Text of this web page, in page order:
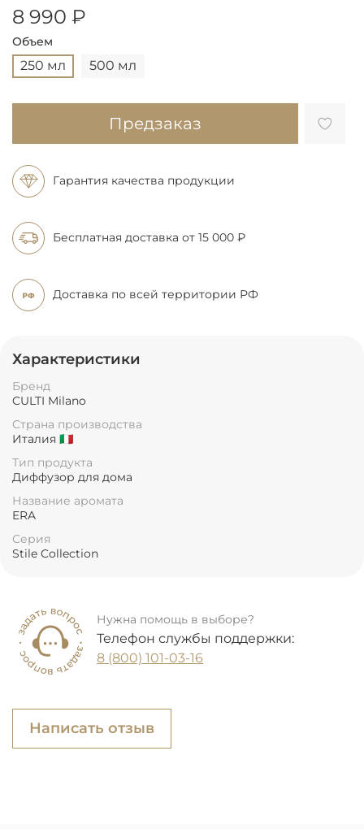
8 990 ₽
Объем
250 мл 500 мл
Предзаказ
Гарантия качества продукции
Бесплатная доставка от 15 000 ₽
Доставка по всей территории РФ
Характеристики
Бренд
CULTI Milano
Страна производства
Италия 🇮🇹
Тип продукта
Диффузор для дома
Название аромата
ERA
Серия
Stile Collection
Нужна помощь в выборе?
Телефон службы поддержки:
8 (800) 101-03-16
Написать отзыв